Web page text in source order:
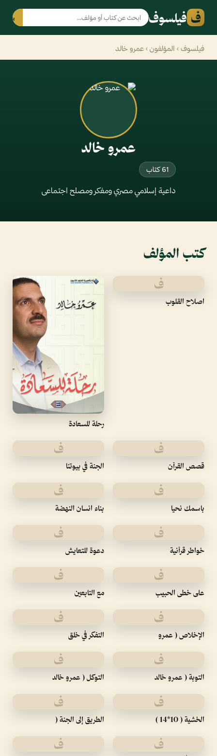
ف فيلسوف بحث
فيلسوف › المؤلفون › عمرو خالد
عمرو خالد
61 كتاب
داعية إسلامي مصري ومفكر ومصلح اجتماعى
كتب المؤلف
ف
اصلاح القلوب
رحلة للسعادة
ف
قصص القرآن
ف
الجنة في بيوتنا
ف
باسمك نحيا
ف
بناء انسان النهضة
ف
خواطر قرآنية
ف
دعوة للتعايش
ف
على خطى الحبيب
ف
مع التابعين
ف
الإخلاص ( عمرو
ف
التفكر في خلق
ف
التوبة ( عمرو خالد
ف
التوكل ( عمرو خالد
ف
الخشية ( 10*14 )
ف
الطريق إلى الجنة (
ف ف